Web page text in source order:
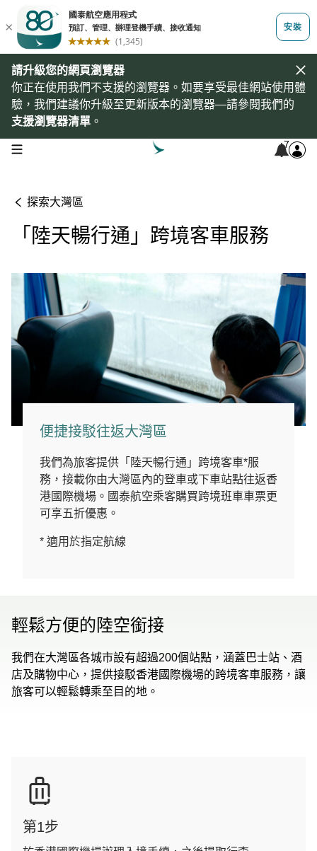
請升級您的網頁瀏覽器
你正在使用我們不支援的瀏覽器。如要享受最佳網站使用體
驗，我們建議你升級至更新版本的瀏覽器—請參閱我們的
支援瀏覽器清單 。
open navigation menu 7
探索大灣區
「陸天暢行通」跨境客車服務
便捷接駁往返大灣區
我們為旅客提供「陸天暢行通」跨境客車*服
務，接載你由大灣區內的登車或下車站點往返香
港國際機場。國泰航空乘客購買跨境班車車票更
可享五折優惠。
* 適用於指定航線
輕鬆方便的陸空銜接
我們在大灣區各城市設有超過200個站點，涵蓋巴士站、酒
店及購物中心，提供接駁香港國際機場的跨境客車服務，讓
旅客可以輕鬆轉乘至目的地。
第1步